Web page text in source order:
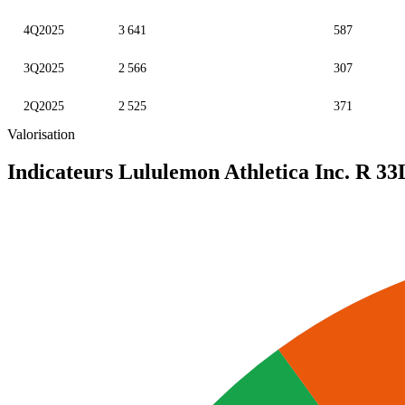
4Q2025 3 641 587
3Q2025 2 566 307
2Q2025 2 525 371
Valorisation
Indicateurs Lululemon Athletica Inc. R